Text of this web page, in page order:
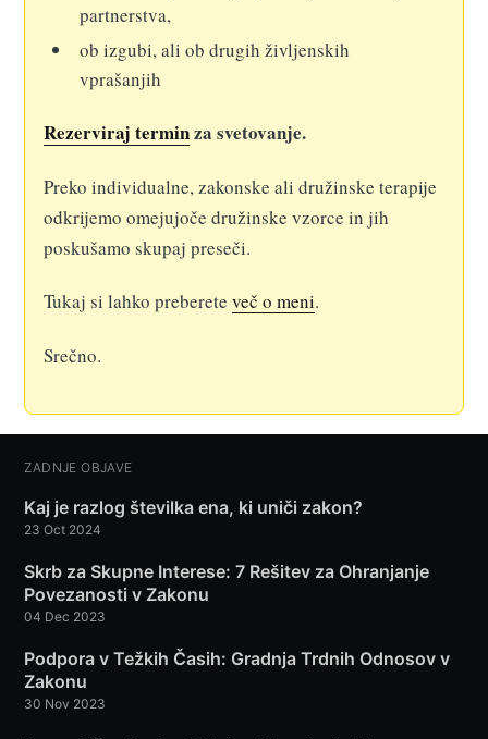
partnerstva,
ob izgubi, ali ob drugih življenskih
vprašanjih
Rezerviraj terminza svetovanje.
Preko individualne, zakonske ali družinske terapije
odkrijemo omejujoče družinske vzorce in jih
poskušamo skupaj preseči.
Tukaj si lahko prebereteveč o meni.
Srečno.
ZADNJE OBJAVE
Kaj je razlog številka ena, ki uniči zakon?
23 Oct 2024
Skrb za Skupne Interese: 7 Rešitev za Ohranjanje
Povezanosti v Zakonu
04 Dec 2023
Podpora v Težkih Časih: Gradnja Trdnih Odnosov v
Zakonu
30 Nov 2023